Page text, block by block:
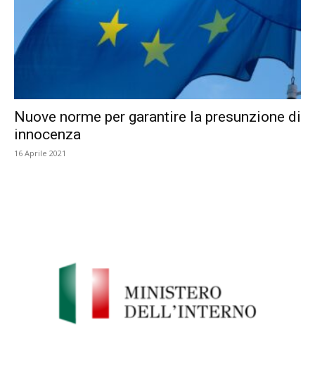
Nuove norme per garantire la presunzione di
innocenza
16 Aprile 2021